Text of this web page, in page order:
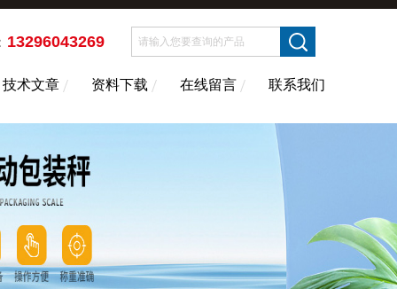
13296043269
技术文章 资料下载 在线留言 联系我们